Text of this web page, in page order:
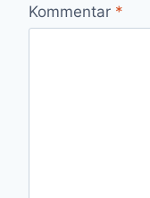
Kommentar *